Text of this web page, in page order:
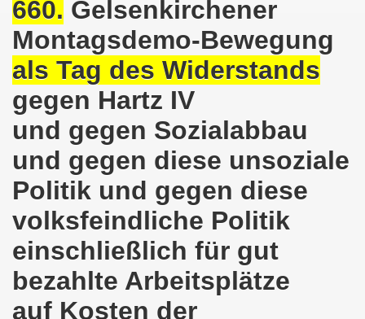
660. Gelsenkirchener
Montagsdemo-Bewegung
als Tag des Widerstands
gegen Hartz IV
und gegen Sozialabbau
und gegen diese unsoziale
Politik und gegen diese
volksfeindliche Politik
einschließlich für gut
bezahlte Arbeitsplätze
auf Kosten der
am 12.06.2023 um 17.30 Uhr auf dem
der Befreiung vom Hitler-Faschismus - aktiver
dem Heinrich-König-Platz als Kundgebungsplatz
am 13.03.2023 ruft auf: Aktiver Widerstand
solidarisch mit den Betroffenen am
am 13.02.2023: Aktiver Widerstand gegen
am 23.01.2023: Nebenkostenexplosion
im neuen Jahr 2023 am 23.01.2023 mit
Bewegung am 21.11.2022: Sofortiger Stopp des